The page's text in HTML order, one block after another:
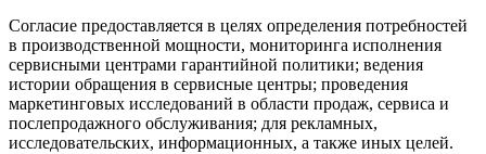
Согласие предоставляется в целях определения потребностей
в производственной мощности, мониторинга исполнения
сервисными центрами гарантийной политики; ведения
истории обращения в сервисные центры; проведения
маркетинговых исследований в области продаж, сервиса и
послепродажного обслуживания; для рекламных,
исследовательских, информационных, а также иных целей.